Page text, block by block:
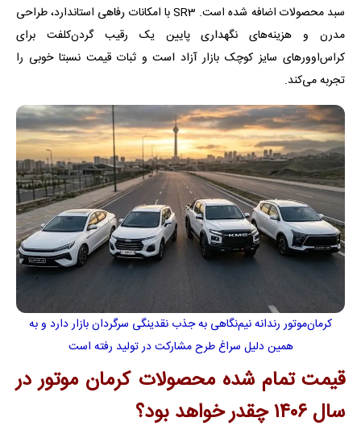
سبد محصولات اضافه شده است. SR3 با امکانات رفاهی استاندارد، طراحی
مدرن و هزینه‌های نگهداری پایین یک رقیب گردن‌کلفت برای
کراس‌اوورهای سایز کوچک بازار آزاد است و ثبات قیمت نسبتا خوبی را
تجربه می‌کند.
کرمان‌موتور رندانه نیم‌نگاهی به جذب نقدینگی سرگردان بازار دارد و به
همین دلیل سراغ طرح مشارکت در تولید رفته است
قیمت تمام شده محصولات کرمان موتور در
سال ۱۴۰۶ چقدر خواهد بود؟